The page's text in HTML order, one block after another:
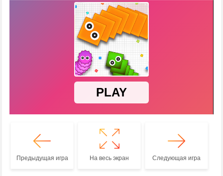
Предыдущая игра На весь экран Следующая игра